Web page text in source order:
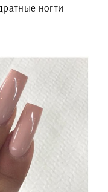
ногти